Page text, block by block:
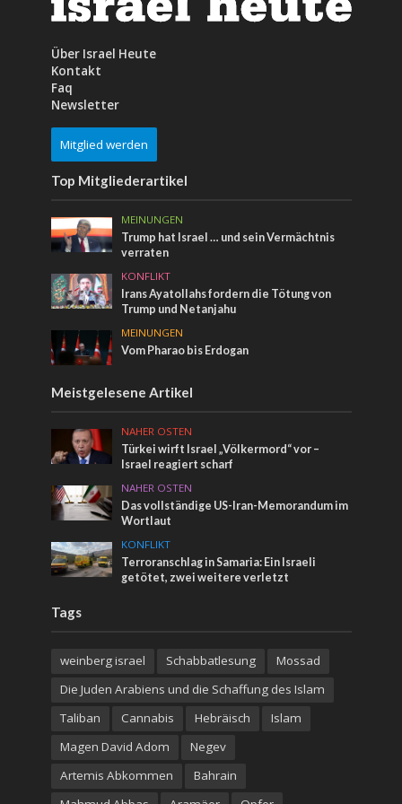
Über Israel Heute
Kontakt
Faq
Newsletter
Mitglied werden
Top Mitgliederartikel
MEINUNGEN
Trump hat Israel … und sein Vermächtnis
verraten
KONFLIKT
Irans Ayatollahs fordern die Tötung von
Trump und Netanjahu
MEINUNGEN
Vom Pharao bis Erdogan
Meistgelesene Artikel
NAHER OSTEN
Türkei wirft Israel „Völkermord“ vor –
Israel reagiert scharf
NAHER OSTEN
Das vollständige US-Iran-Memorandum im
Wortlaut
KONFLIKT
Terroranschlag in Samaria: Ein Israeli
getötet, zwei weitere verletzt
Tags
weinberg israel Schabbatlesung
Mossad
Die Juden Arabiens und die Schaffung des Islam
Taliban
Cannabis Hebräisch
Islam
Magen David Adom
Negev
Artemis Abkommen
Bahrain